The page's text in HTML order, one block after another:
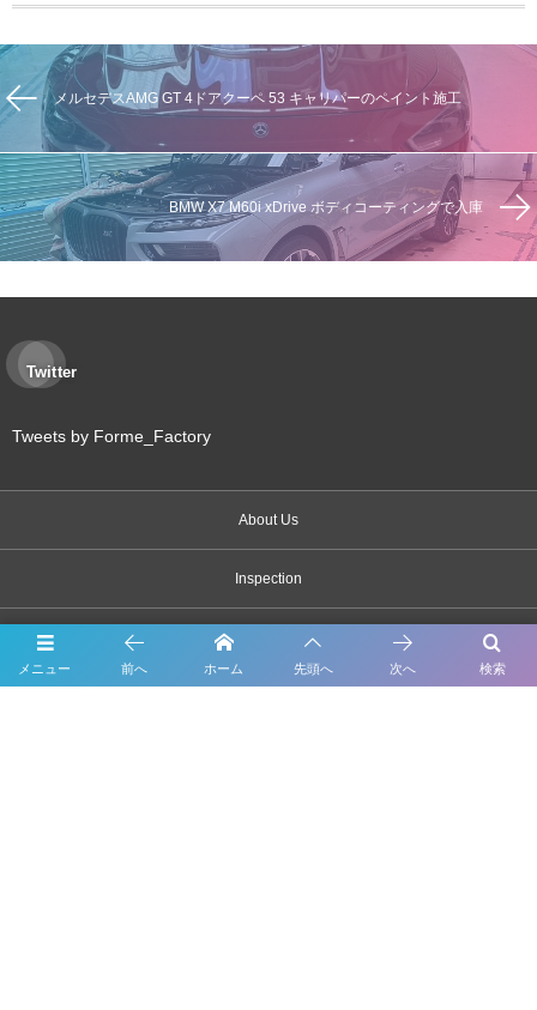
メルセデスAMG GT 4ドアクーペ 53 キャリパーのペイント施工
BMW X7 M60i xDrive ボディコーティングで入庫
Twitter
Tweets by Forme_Factory
About Us
Inspection
Maintenance
メニュー 検索
前へ ホーム 先頭へ 次へ